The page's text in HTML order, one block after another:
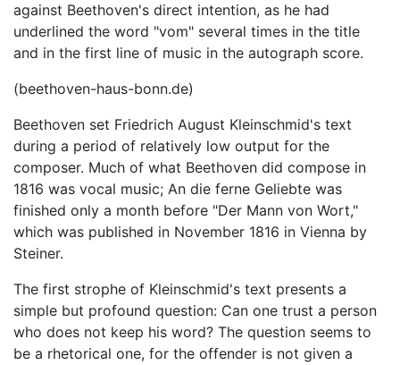
against Beethoven's direct intention, as he had
underlined the word "vom" several times in the title
and in the first line of music in the autograph score.
(beethoven-haus-bonn.de)
Beethoven set Friedrich August Kleinschmid's text
during a period of relatively low output for the
composer. Much of what Beethoven did compose in
1816 was vocal music; An die ferne Geliebte was
finished only a month before "Der Mann von Wort,"
which was published in November 1816 in Vienna by
Steiner.
The first strophe of Kleinschmid's text presents a
simple but profound question: Can one trust a person
who does not keep his word? The question seems to
be a rhetorical one, for the offender is not given a